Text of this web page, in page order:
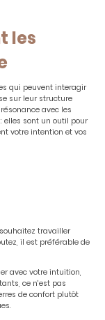
les
qui peuvent interagir
sur leur structure
avec les
elles sont un outil pour
votre intention et vos
travailler
il est préférable de
avec votre intuition,
ce n'est pas
de confort plutôt